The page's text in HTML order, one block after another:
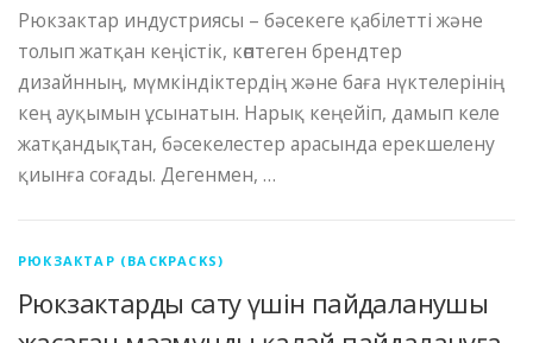
Рюкзактар ​​индустриясы – бәсекеге қабілетті және
толып жатқан кеңістік, көптеген брендтер
дизайнның, мүмкіндіктердің және баға нүктелерінің
кең ауқымын ұсынатын. Нарық кеңейіп, дамып келе
жатқандықтан, бәсекелестер арасында ерекшелену
қиынға соғады. Дегенмен, …
РЮКЗАКТАР (BACKPACKS)
Рюкзактарды сату үшін пайдаланушы